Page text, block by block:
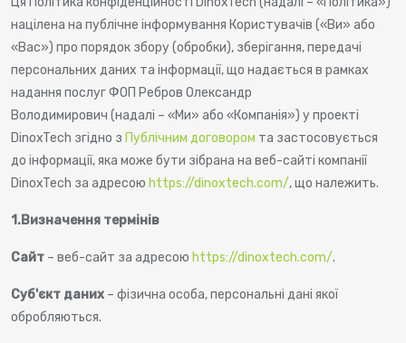
націлена на публічне інформування Користувачів («Ви» або
«Вас») про порядок збору (обробки), зберігання, передачі
персональних даних та інформації, що надається в рамках
надання послуг ФОП Ребров Олександр
Володимирович (надалі – «Ми» або «Компанія») у проекті
DinoxTech згідно з Публічним договором та застосовується
до інформації, яка може бути зібрана на веб-сайті компанії
DinoxTech за адресою https://dinoxtech.com/, що належить.
1.Визначення термінів
Сайт – веб-сайт за адресою https://dinoxtech.com/.
Суб'єкт даних – фізична особа, персональні дані якої
обробляються.